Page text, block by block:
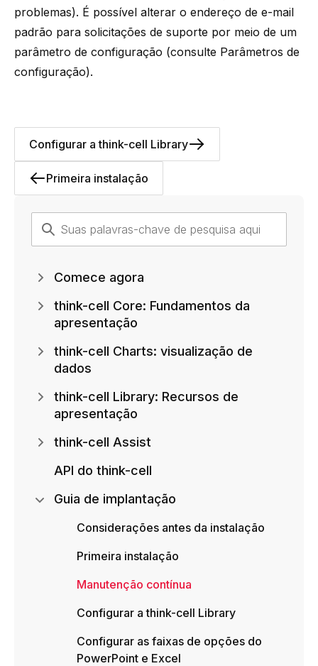
problemas). É possível alterar o endereço de e-mail
padrão para solicitações de suporte por meio de um
parâmetro de configuração (consulte Parâmetros de
configuração).
Primeira instalação
Configurar a think-cell Library
Comece agora
think-cell Core: Fundamentos da
apresentação
think-cell Charts: visualização de
dados
think-cell Library: Recursos de
apresentação
think-cell Assist
API do think-cell
Guia de implantação
Considerações antes da instalação
Primeira instalação
Manutenção contínua
Configurar a think-cell Library
Configurar as faixas de opções do
PowerPoint e Excel